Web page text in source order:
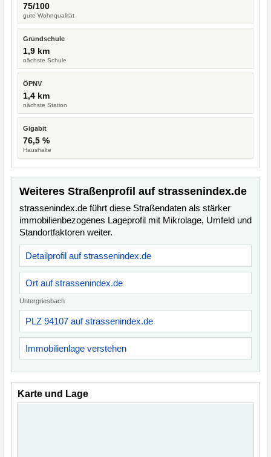
75/100
gute Wohnqualität
Grundschule
1,9 km
nächste Schule
ÖPNV
1,4 km
nächste Station
Gigabit
76,5 %
Haushalte
Weiteres Straßenprofil auf strassenindex.de
strassenindex.de führt diese Straßendaten als stärker
immobilienbezogenes Lageprofil mit Mikrolage, Umfeld und
Standortfaktoren weiter.
Detailprofil auf strassenindex.de
Ort auf strassenindex.de
Untergriesbach
PLZ 94107 auf strassenindex.de
Immobilienlage verstehen
Karte und Lage